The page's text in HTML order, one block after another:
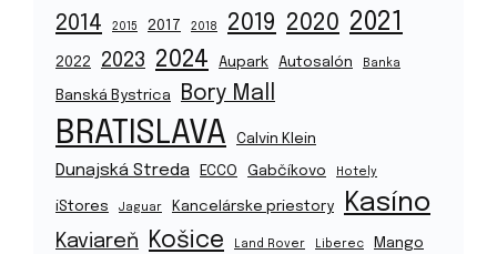
2014 2015 2017 2018 2019 2020 2021
2022 2023 2024 Aupark Autosalón Banka
Banská Bystrica Bory Mall
BRATISLAVA Calvin Klein
Dunajská Streda ECCO Gabčíkovo Hotely
iStores Jaguar Kancelárske priestory Kasíno
Kaviareň Košice Land Rover Liberec Mango